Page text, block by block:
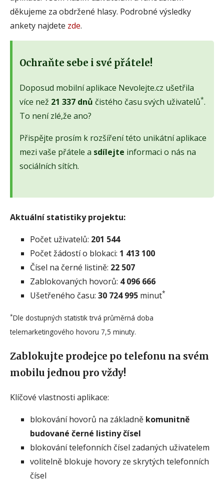
děkujeme za obdržené hlasy. Podrobné výsledky
ankety najdete zde.
Ochraňte sebe i své přátele!
Doposud mobilní aplikace Nevolejte.cz ušetřila
více než 21 337 dnů čistého času svých uživatelů*.
To není zlé,že ano?
Přispějte prosím k rozšíření této unikátní aplikace
mezi vaše přátele a sdílejte informaci o nás na
sociálních sítích.
Aktuální statistiky projektu:
Počet uživatelů: 201 544
Počet žádostí o blokaci: 1 413 100
Čísel na černé listině: 22 507
Zablokovaných hovorů: 4 096 666
Ušetřeného času: 30 724 995 minut*
*Dle dostupných statistik trvá průměrná doba
telemarketingového hovoru 7,5 minuty.
Zablokujte prodejce po telefonu na svém
mobilu jednou pro vždy!
Klíčové vlastnosti aplikace:
blokování hovorů na základně komunitně
budované černé listiny čísel
blokování telefonních čísel zadaných uživatelem
volitelně blokuje hovory ze skrytých telefonních
čísel